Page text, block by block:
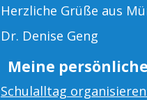
Herzliche Grüße aus
Dr. Denise Geng
Meine
Schulalltag